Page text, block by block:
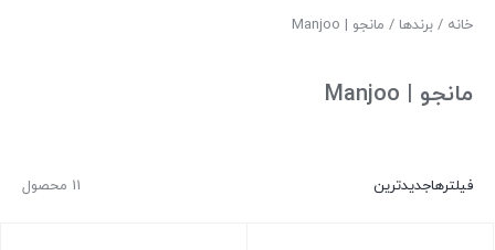
خانه / برندها / مانجو | Manjoo
مانجو | Manjoo
11 محصول فیلترهاجدیدترین